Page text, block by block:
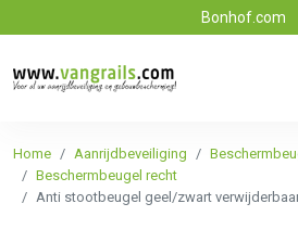
Bonhof.com
Home Aanrijdbeveiliging
Beschermbeugel recht
Anti stootbeugel geel/zwart